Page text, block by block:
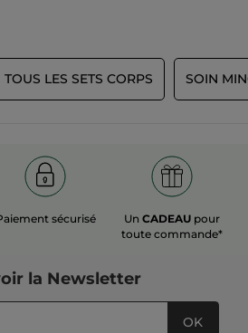
TOUS LES SETS CORPS SOIN
sécurisé UnCADEAU pour
toute commande*
la Newsletter
OK